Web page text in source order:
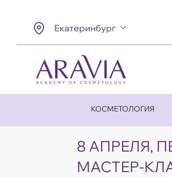
Екатеринбург
КОСМЕТОЛОГИЯ
8 АПРЕЛЯ,
МАСТЕР-